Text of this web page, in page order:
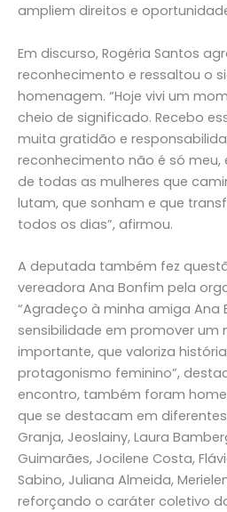
ampliem direitos e
Em discurso, Rogéria Santos
reconhecimento e ressaltou o
homenagem. “Hoje vivi um
cheio de significado. Recebo
muita gratidão e
reconhecimento não é só meu,
de todas as mulheres que
lutam, que sonham e que
todos os dias”, afirmou.
A deputada também fez
vereadora Ana Bonfim pela
“Agradeço à minha amiga Ana
sensibilidade em promover
importante, que valoriza
protagonismo feminino”,
encontro, também foram
que se destacam em
Granja, Jeoslainy, Laura
Guimarães, Jocilene Costa,
Sabino, Juliana Almeida,
reforçando o caráter coletivo